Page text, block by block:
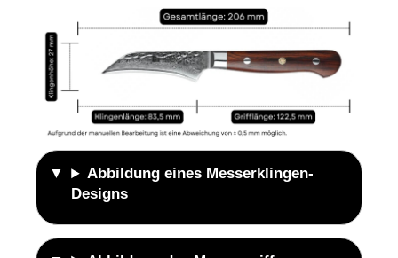
Abbildung eines Messerklingen-
Designs